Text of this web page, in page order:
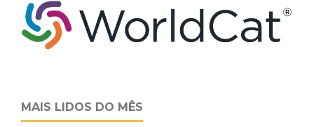
MAIS LIDOS DO MÊS